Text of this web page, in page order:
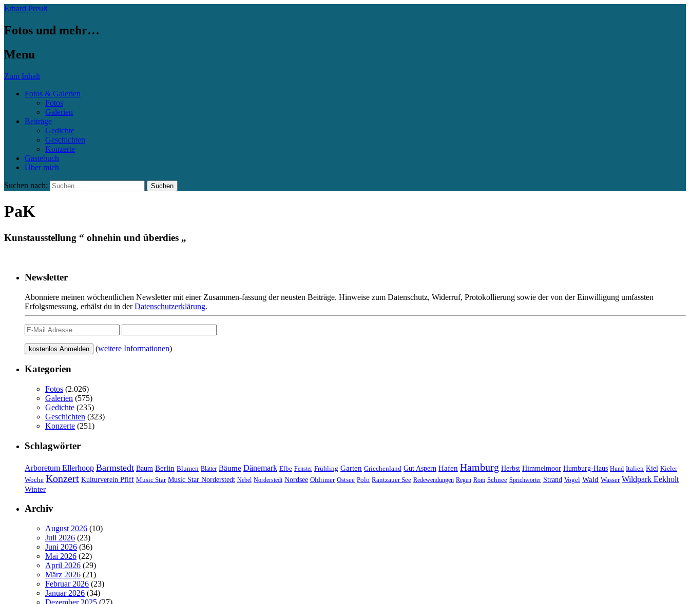
Erhard Preuß
Fotos und mehr…
Menu
Zum Inhalt
Fotos & Galerien
Fotos
Galerien
Beiträge
Gedichte
Geschichten
Konzerte
Gästebuch
Über mich
Suchen nach:
PaK
Kunstausstellung “ ohnehin und überdies „
Newsletter
Abonniere meinen wöchentlichen Newsletter mit einer Zusammen-fassung der neusten Beiträge. Hinweise zum Datenschutz, Widerruf, Protokollierung sowie der von der Einwilligung umfassten
Erfolgsmessung, erhälst du in derDatenschutzerklärung.
(weitere Informationen)
Kategorien
Fotos (2.026)
Galerien (575)
Gedichte (235)
Geschichten (323)
Konzerte (251)
Schlagwörter
Arboretum Ellerhoop Barmstedt Baum Berlin Blumen Blätter Bäume Dänemark Elbe Fenster Frühling Garten Griechenland Gut Aspern Hafen Hamburg Herbst Himmelmoor Humburg-Haus Hund Italien Kiel Kieler
Woche Konzert Kulturverein Pfiff Music Star Music Star Norderstedt Nebel Norderstedt Nordsee Oldtimer Ostsee Polo Rantzauer See Redewendungen Regen Rom Schnee Sprichwörter Strand Vogel Wald Wasser Wildpark Eekholt
Winter
Archiv
August 2026 (10)
Juli 2026 (23)
Juni 2026 (36)
Mai 2026 (22)
April 2026 (29)
März 2026 (21)
Februar 2026 (23)
Januar 2026 (34)
Dezember 2025 (27)